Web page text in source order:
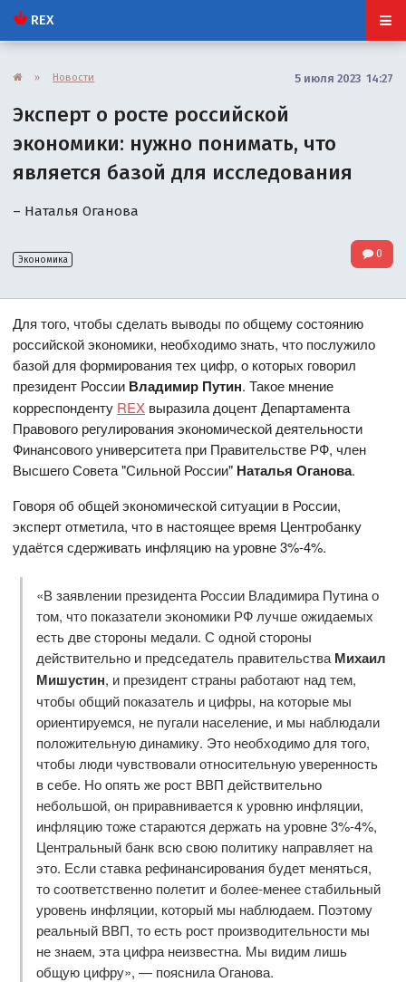
REX
» Новости 5 июля 2023 14:27
Эксперт о росте российской
экономики: нужно понимать, что
является базой для исследования
– Наталья Оганова
Экономика 0
Для того, чтобы сделать выводы по общему состоянию
российской экономики, необходимо знать, что послужило
базой для формирования тех цифр, о которых говорил
президент России Владимир Путин. Такое мнение
корреспонденту REX выразила доцент Департамента
Правового регулирования экономической деятельности
Финансового университета при Правительстве РФ, член
Высшего Совета "Сильной России" Наталья Оганова.
Говоря об общей экономической ситуации в России,
эксперт отметила, что в настоящее время Центробанку
удаётся сдерживать инфляцию на уровне 3%-4%.
«В заявлении президента России Владимира Путина о
том, что показатели экономики РФ лучше ожидаемых
есть две стороны медали. С одной стороны
действительно и председатель правительства Михаил
Мишустин, и президент страны работают над тем,
чтобы общий показатель и цифры, на которые мы
ориентируемся, не пугали население, и мы наблюдали
положительную динамику. Это необходимо для того,
чтобы люди чувствовали относительную уверенность
в себе. Но опять же рост ВВП действительно
небольшой, он приравнивается к уровню инфляции,
инфляцию тоже стараются держать на уровне 3%-4%,
Центральный банк всю свою политику направляет на
это. Если ставка рефинансирования будет меняться,
то соответственно полетит и более-менее стабильный
уровень инфляции, который мы наблюдаем. Поэтому
реальный ВВП, то есть рост производительности мы
не знаем, эта цифра неизвестна. Мы видим лишь
общую цифру», — пояснила Оганова.